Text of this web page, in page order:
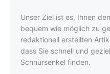
Unser Ziel ist es, Ihnen
bequem wie möglich zu
redaktionell erstellten
dass Sie schnell und
Schnürsenkel finden.